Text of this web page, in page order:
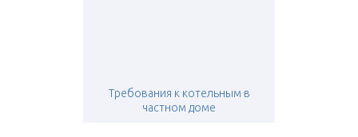
Требования к котельным в
частном доме